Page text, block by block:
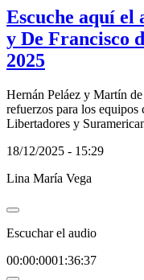
Escuche aquí el
y De Francisco
2025
Hernán Peláez y Martín
refuerzos para los
Libertadores y
18/12/2025 - 15:29
Lina María Vega
Escuchar el audio
00:00:0001:36:37